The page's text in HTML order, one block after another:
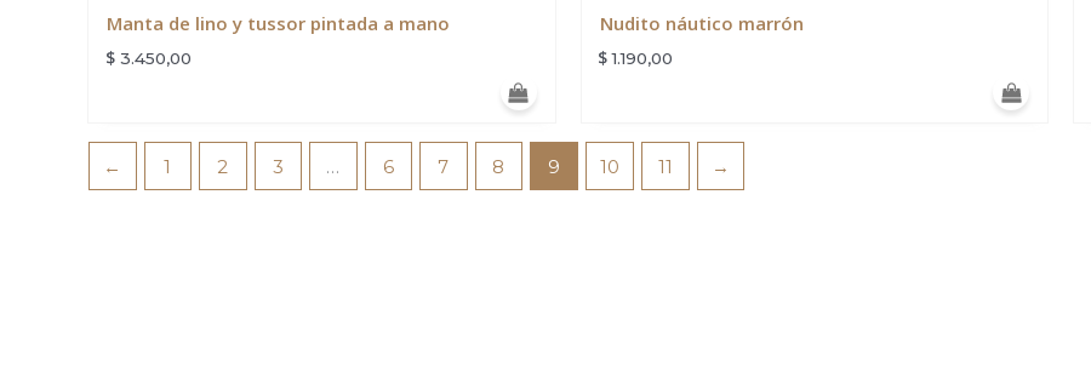
Manta de lino y tussor pintada a mano
$3.450,00
Nudito náutico marrón
$1.190,00
← 1 2 3 … 6 7 8 9 10 11 →